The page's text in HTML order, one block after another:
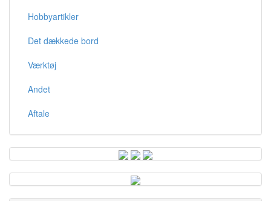
Hobbyartikler
Det dækkede bord
Værktøj
Andet
Aftale